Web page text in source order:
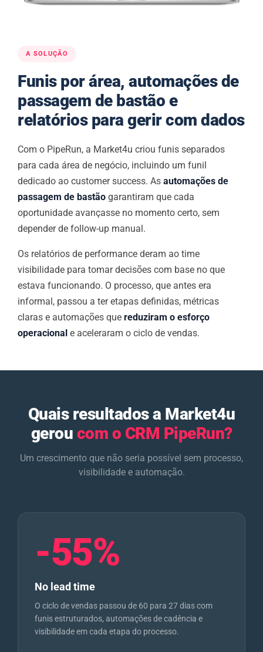
A SOLUÇÃO
Funis por área, automações de
passagem de bastão e
relatórios para gerir com dados
Com o PipeRun, a Market4u criou funis separados
para cada área de negócio, incluindo um funil
dedicado ao customer success. As automações de
passagem de bastão garantiram que cada
oportunidade avançasse no momento certo, sem
depender de follow-up manual.
Os relatórios de performance deram ao time
visibilidade para tomar decisões com base no que
estava funcionando. O processo, que antes era
informal, passou a ter etapas definidas, métricas
claras e automações que reduziram o esforço
operacional e aceleraram o ciclo de vendas.
Quais resultados a Market4u
gerou com o CRM PipeRun?
Um crescimento que não seria possível sem processo,
visibilidade e automação.
-55%
No lead time
O ciclo de vendas passou de 60 para 27 dias com
funis estruturados, automações de cadência e
visibilidade em cada etapa do processo.